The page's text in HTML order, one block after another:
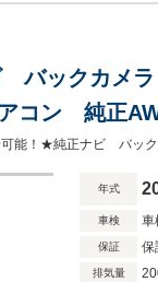
バックカ
コン 純正
アマット 電
年式
車検 車
保証 保
排気量